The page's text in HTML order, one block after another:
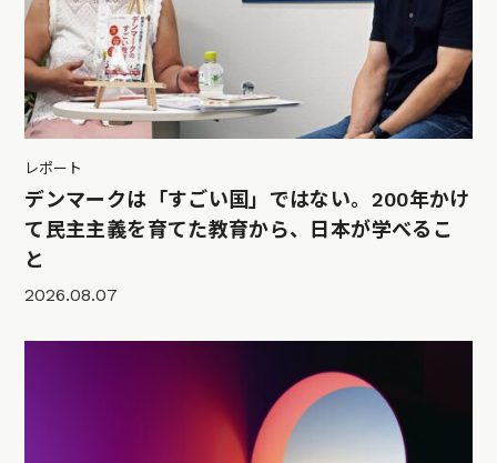
レポート
デンマークは「すごい国」ではない。200年かけ
て民主主義を育てた教育から、日本が学べるこ
と
2026.08.07